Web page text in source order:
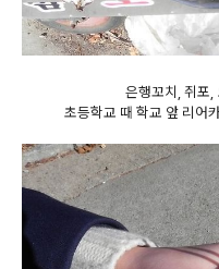
은행꼬치, 쥐포,
초등학교 때 학교 앞 리어